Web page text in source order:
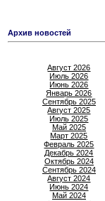
Архив новостей
Август 2026
Июль 2026
Июнь 2026
Январь 2026
Сентябрь 2025
Август 2025
Июль 2025
Май 2025
Март 2025
Февраль 2025
Декабрь 2024
Октябрь 2024
Сентябрь 2024
Август 2024
Июнь 2024
Май 2024